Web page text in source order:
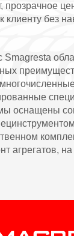
клиенту без
Smagresta
оснащены
агрегатов,